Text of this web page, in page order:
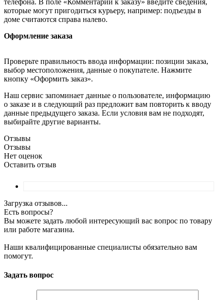
которые могут пригодиться курьеру, например: подъезды в
доме считаются справа налево.
Оформление заказа
Проверьте правильность ввода информации: позиции заказа,
выбор местоположения, данные о покупателе. Нажмите
кнопку «Оформить заказ».
Наш сервис запоминает данные о пользователе, информацию
о заказе и в следующий раз предложит вам повторить к вводу
данные предыдущего заказа. Если условия вам не подходят,
выбирайте другие варианты.
Отзывы
Отзывы
Нет оценок
Оставить отзыв
Загрузка отзывов...
Есть вопросы?
Вы можете задать любой интересующий вас вопрос по товару
или работе магазина.
Наши квалифицированные специалисты обязательно вам
помогут.
Задать вопрос